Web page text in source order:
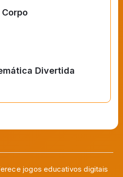
Corpo
Divertida
jogos educativos digitais